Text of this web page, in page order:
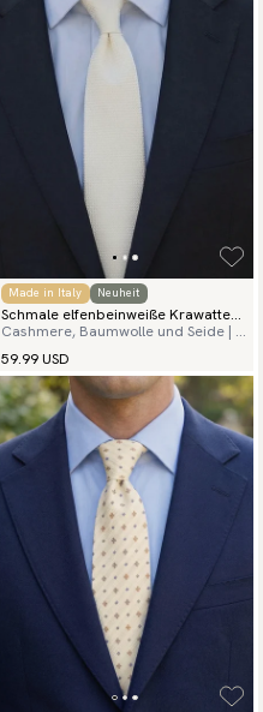
Made in Italy Neuheit
Schmale elfenbeinweiße Krawatte
Kaschmir Grenadine
Cashmere, Baumwolle und Seide | 6
cm
59.99 USD